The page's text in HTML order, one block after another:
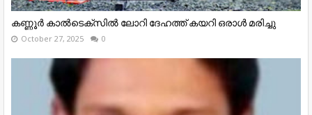
കണ്ണൂര്‍ കാല്‍ടെക്‌സില്‍ ലോറി ദേഹത്ത് കയറി ഒരാള്‍ മരിച്ചു
October 27, 2025 0